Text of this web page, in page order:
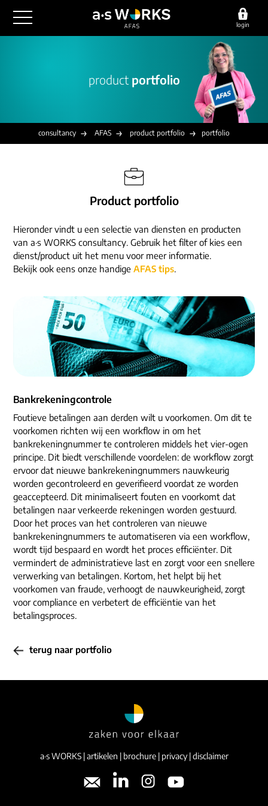
login
financiële administratie
juridische zaken
detachering
finance
implementatie
functioneel beheer
overige diensten
werving & selectie
outsourcing
detachering
consultancy
werken bij
onze experts
ons dna
contact
vestigingen
social media
product portfolio
consultancy AFAS product portfolio portfolio
Product portfolio
Hieronder vindt u een selectie van diensten en producten
van a·s WORKS consultancy. Gebruik het filter of kies een
dienst/product uit het menu voor meer informatie.
Bekijk ook eens onze handige AFAS tips.
Bankrekeningcontrole
Foutieve betalingen aan derden wilt u voorkomen. Om dit te
voorkomen richten wij een workflow in om het
bankrekeningnummer te controleren middels het vier-ogen
principe. Dit biedt verschillende voordelen: de workflow zorgt
ervoor dat nieuwe bankrekeningnummers nauwkeurig
worden gecontroleerd en geverifieerd voordat ze worden
geaccepteerd. Dit minimaliseert fouten en voorkomt dat
betalingen naar verkeerde rekeningen worden gestuurd.
Door het proces van het controleren van nieuwe
bankrekeningnummers te automatiseren via een workflow,
wordt tijd bespaard en wordt het proces efficiënter. Dit
vermindert de administratieve last en zorgt voor een snellere
verwerking van betalingen. Kortom, het helpt bij het
voorkomen van fraude, verhoogt de nauwkeurigheid, zorgt
voor compliance en verbetert de efficiëntie van het
betalingsproces.
terug naar portfolio
a·s WORKS|artikelen | brochure| privacy|disclaimer